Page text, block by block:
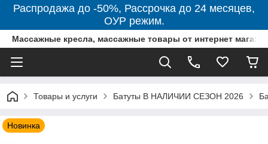
Распродажа до -50%, Рассрочка до 24 месяцев,
ОУР режим.
Массажные кресла, массажные товары от интернет
Товары и услуги Батуты В НАЛИЧИИ СЕЗОН 2026
Новинка